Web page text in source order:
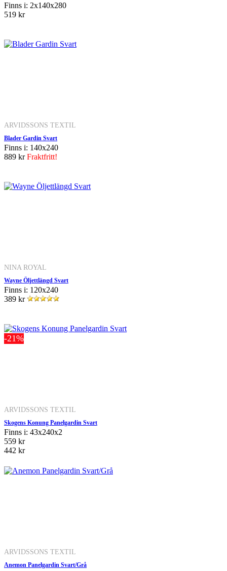
Finns i: 2x140x280
519 kr
ARVIDSSONS TEXTIL
Blader Gardin Svart
Finns i: 140x240
889 krFraktfritt!
NINA ROYAL
Wayne Öljettlängd Svart
Finns i: 120x240
389 kr
-21%
ARVIDSSONS TEXTIL
Skogens Konung Panelgardin Svart
Finns i: 43x240x2
559 kr
442 kr
ARVIDSSONS TEXTIL
Anemon Panelgardin Svart/Grå